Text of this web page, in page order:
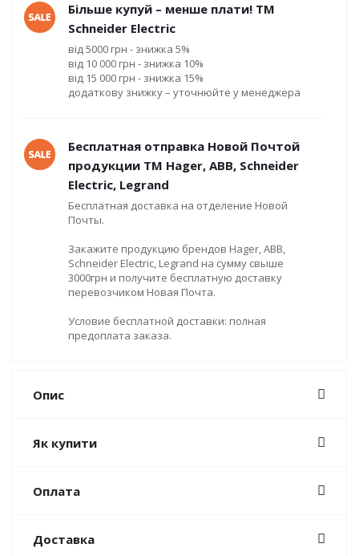
Більше купуй – менше плати! ТМ
Schneider Electric
від 5000 грн - знижка 5%
від 10 000 грн - знижка 10%
від 15 000 грн - знижка 15%
додаткову знижку – уточнюйте у менеджера
Бесплатная отправка Новой Почтой
продукции ТМ Hager, ABB, Schneider
Electric, Legrand
Бесплатная доставка на отделение Новой
Почты.
Закажите продукцию брендов Hager, ABB,
Schneider Electric, Legrand на сумму свыше
3000грн и получите бесплатную доставку
перевозчиком Новая Почта.
Условие бесплатной доставки: полная
предоплата заказа.
Опис
Як купити
Оплата
Доставка